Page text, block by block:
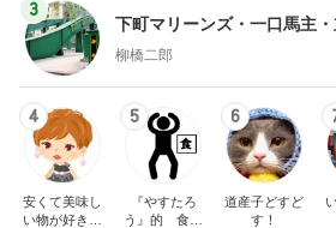
3
下町マリーンズ・一口馬主
柳橋二郎
4
安くて美味し
い物が好き☆
5
『やすたろ
う』的 食の
6
道産子どすど
す！